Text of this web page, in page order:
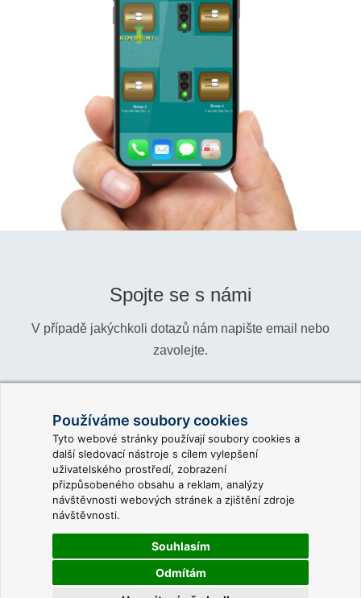
Používáme soubory cookies
Tyto webové stránky používají soubory cookies a
další sledovací nástroje s cílem vylepšení
uživatelského prostředí, zobrazení
přizpůsobeného obsahu a reklam, analýzy
návštěvnosti webových stránek a zjištění zdroje
návštěvnosti.
Souhlasím
Odmítám
Spojte se s námi
V případě jakýchkoli dotazů nám napište email nebo
zavolejte.
Informace:
Obchod:
Podpora:
info@reliance-scada.com
sales@reliance-scada.com
support@reliance-scada.com
© 2026 GEOVAP, spol. s r. o. |Pravidla použití webu|Nastavení cookies